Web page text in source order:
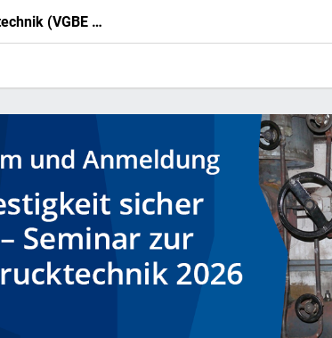
Zeitstandfestigkeit sicher beurteilen - Seminar zur Gefügeabdrucktechnik (VGBE 517) 2026